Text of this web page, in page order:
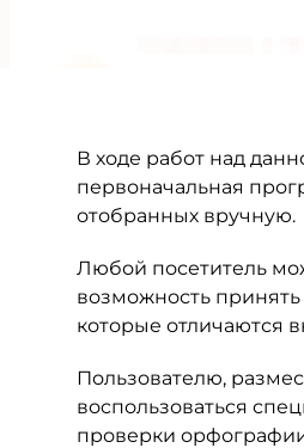
В ходе работ над
первоначальная
отобранных вручную.
Любой посетитель
возможность принять
которые отличаются
Пользователю,
воcпользоваться
проверки